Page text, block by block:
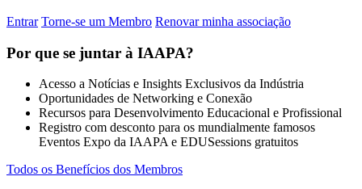
Entrar Torne-se um Membro Renovar minha associação
Por que se juntar à IAAPA?
Acesso a Notícias e Insights Exclusivos da Indústria
Oportunidades de Networking e Conexão
Recursos para Desenvolvimento Educacional e Profissional
Registro com desconto para os mundialmente famosos
Eventos Expo da IAAPA e EDUSessions gratuitos
Todos os Benefícios dos Membros